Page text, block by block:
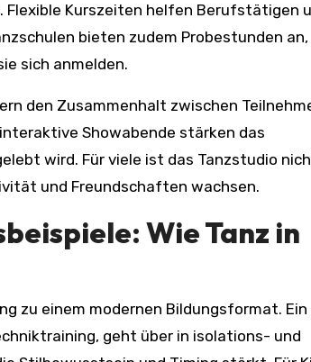
Kurszeiten helfen Berufstätigen
bieten zudem Probestunden
sich anmelden.
den Zusammenhalt zwischen
Showabende stärken das
wird. Für viele ist das Tanzstudio
und Freundschaften wachsen.
Wie Tanz in
zu einem modernen Bildungsformat. Ein
geht über in isolations- und